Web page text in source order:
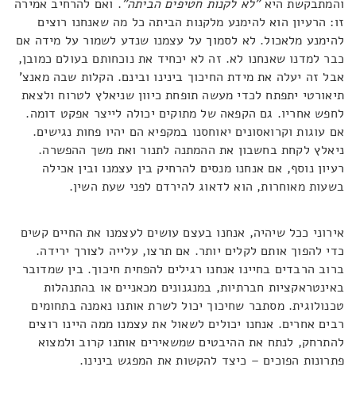
והמתבקשת היא"לא לקנות חטיפים הביתה". ואם להרחיב אמירה
זו: הרעיון הוא להימנע מלקנות הביתה כל מה שאנחנו רוצים
להימנע מלאכול. לא לסמוך על עצמנו שנדע לשמור על מידה אם
כבר למדנו שאנחנו לא. זה לא יכחיד את נוכחותם בעולם כמובן,
אבל זה יעלה את מידת החיכוך בינינו ובינם. הקלות שבה מאנצ'
תיאורטי יתפתח לכדי מעשה תופחת כיוון שניאלץ לטרוח ולצאת
לחפש אחריו. גם הקפאה של מתוקים יכולה לייצר אפקט דומה.
אם עוגות וקרואסונים יאוחסנו במקפיא הם יהיו פחות נגישים.
ניאלץ לקחת בחשבון את ההמתנה לתנור ואת משך ההפשרה.
רעיון נוסף, אם אנחנו מנסים להרחיק בין עצמנו ובין אכילה
בשעות מאוחרות, הוא לדאוג להירדם לפני שעת השין.
אירוני ככל שיהיה, אנחנו בעצם עושים לעצמנו את החיים קשים
כדי להפוך אותם לקלים יותר. אם תרצו, עלייה לצורך ירידה.
ברוב הרבדים בחיינו אנחנו רגילים להפחית חיכוך. בין שמדובר
באינטראקציות חברתיות, במנגנונים מכאניים או בהתנהלות
טכנולוגית. מסתבר שחיכוך יכול לשרת אותנו נאמנה בתחומים
רבים אחרים. אנחנו יכולים לשאול את עצמנו ממה היינו רוצים
להתרחק, לנתח את ההיבטים שמשאירים אותנו קרוב ולמצוא
פתרונות הפוכים – כיצד להקשות את המפגש בינינו.